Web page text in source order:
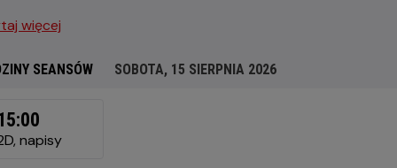
więcej
SEANSÓW
SOBOTA, 15 SIERPNIA 2026
napisy